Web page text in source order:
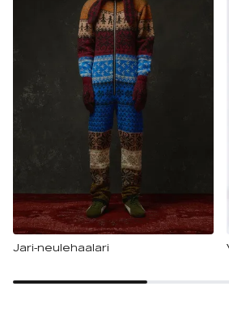
Jari-neulehaalari